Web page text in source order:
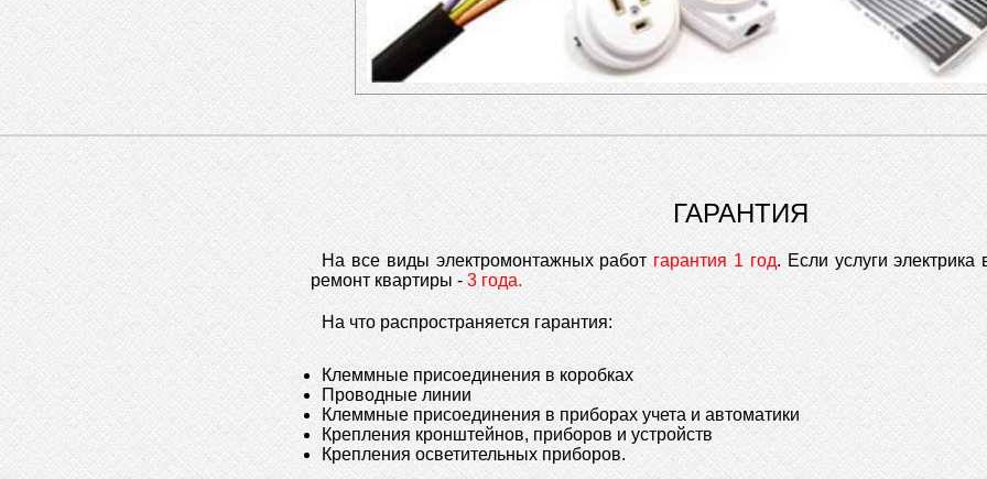
ГАРАНТИЯ
На все виды электромонтажных работгарантия 1 год. Если услуги
ремонт квартиры -3 года.
На что распространяется гарантия:
Клеммные присоединения в коробках
Проводные линии
Клеммные присоединения в приборах учета и автоматики
Крепления кронштейнов, приборов и устройств
Крепления осветительных приборов.